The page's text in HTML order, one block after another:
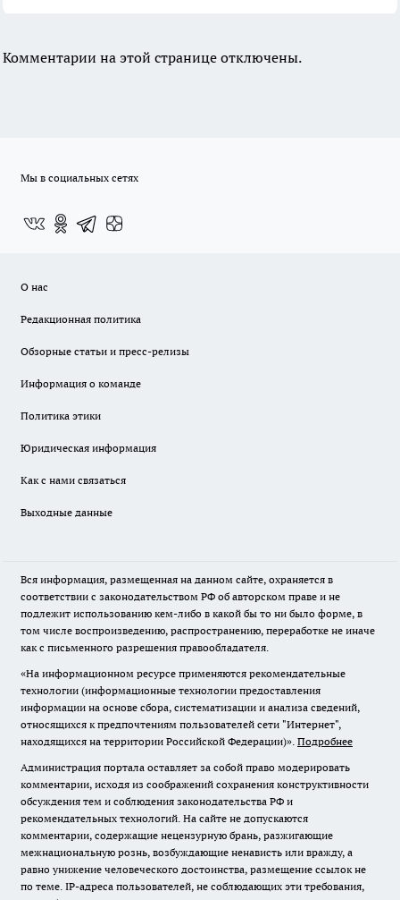
Комментарии на этой странице отключены.
Мы в социальных сетях
О нас
Редакционная политика
Обзорные статьи и пресс-релизы
Информация о команде
Политика этики
Юридическая информация
Как с нами связаться
Выходные данные
Вся информация, размещенная на данном сайте, охраняется в
соответствии с законодательством РФ об авторском праве и не
подлежит использованию кем-либо в какой бы то ни было форме, в
том числе воспроизведению, распространению, переработке не иначе
как с письменного разрешения правообладателя.
«На информационном ресурсе применяются рекомендательные
технологии (информационные технологии предоставления
информации на основе сбора, систематизации и анализа сведений,
относящихся к предпочтениям пользователей сети "Интернет",
находящихся на территории Российской Федерации)». Подробнее
Администрация портала оставляет за собой право модерировать
комментарии, исходя из соображений сохранения конструктивности
обсуждения тем и соблюдения законодательства РФ и
рекомендательных технологий. На сайте не допускаются
комментарии, содержащие нецензурную брань, разжигающие
межнациональную рознь, возбуждающие ненависть или вражду, а
равно унижение человеческого достоинства, размещение ссылок не
по теме. IP-адреса пользователей, не соблюдающих эти требования,